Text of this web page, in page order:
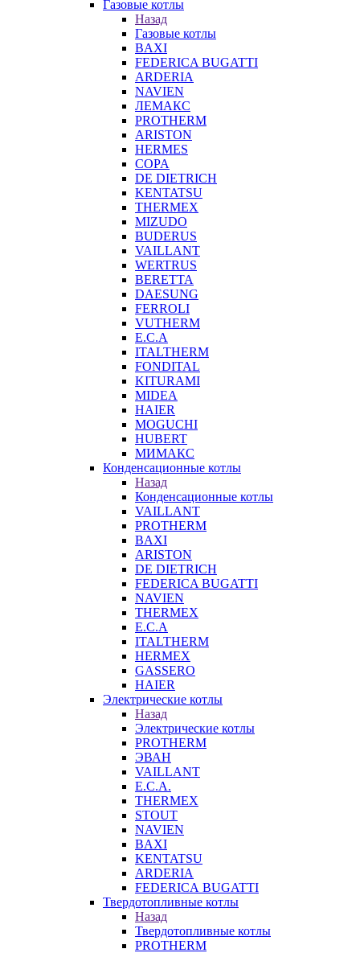
Газовые котлы
Назад
Газовые котлы
BAXI
FEDERICA BUGATTI
ARDERIA
NAVIEN
ЛЕМАКС
PROTHERM
ARISTON
HERMES
COPA
DE DIETRICH
KENTATSU
THERMEX
MIZUDO
BUDERUS
VAILLANT
WERTRUS
BERETTA
DAESUNG
FERROLI
VUTHERM
E.C.A
ITALTHERM
FONDITAL
KITURAMI
MIDEA
HAIER
MOGUCHI
HUBERT
МИМАКС
Конденсационные котлы
Назад
Конденсационные котлы
VAILLANT
PROTHERM
BAXI
ARISTON
DE DIETRICH
FEDERICA BUGATTI
NAVIEN
THERMEX
E.C.A
ITALTHERM
HERMEX
GASSERO
HAIER
Электрические котлы
Назад
Электрические котлы
PROTHERM
ЭВАН
VAILLANT
E.C.A.
THERMEX
STOUT
NAVIEN
BAXI
KENTATSU
ARDERIA
FEDERICА BUGATTI
Твердотопливные котлы
Назад
Твердотопливные котлы
PROTHERM